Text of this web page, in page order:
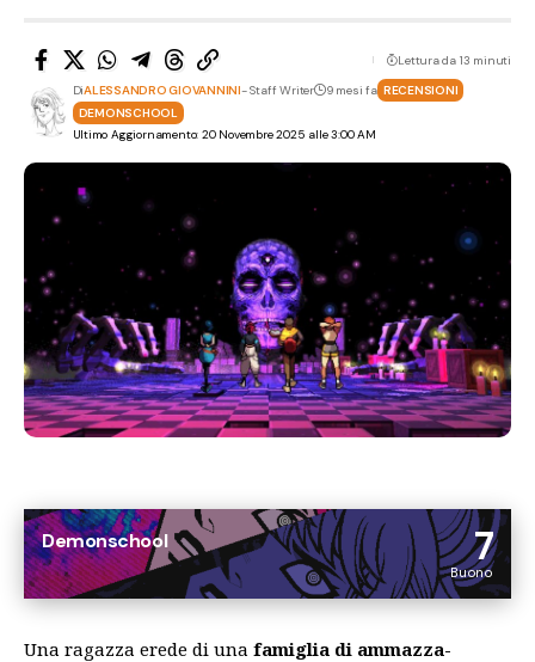
Ultimo Aggiornamento: 20 Novembre 2025 alle 3:00 AM
DiALESSANDRO GIOVANNINI- Staff Writer 9 mesi fa RECENSIONI
DEMONSCHOOL
Lettura da 13 minuti
7
Buono
Demonschool
Una ragazza erede di una famiglia di ammazza-